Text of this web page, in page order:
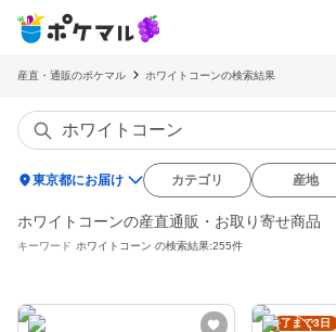
産直・通販のポケマル ホワイトコーンの検索結果
location_on東京都にお届け カテゴリ 産地
ホワイトコーンの産直通販・お取り寄せ商品
キーワード ホワイトコーン の検索結果:255件
終了まで3日